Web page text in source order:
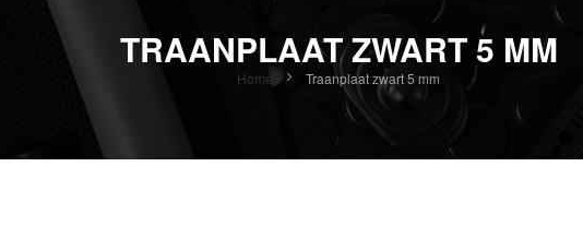
TRAANPLAAT ZWART 5 MM
Home Traanplaat zwart 5 mm